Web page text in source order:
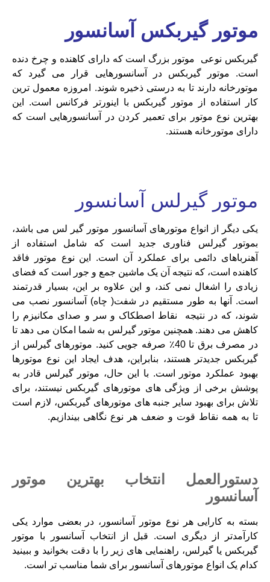
موتور گیربکس آسانسور
گیربکس نوعی موتور بزرگ است که دارای کاهنده و چرخ دنده
است. موتور گیربکس در آسانسورهایی قرار می گیرد که
موتورخانه دارند تا به درستی ذخیره شوند. امروزه معمول ترین
کار استفاده از موتور گیربکس با اینورتر فرکانس است. این
بهترین نوع موتور برای تعمیر کردن در آسانسورهایی است که
دارای موتورخانه هستند.
موتور گیرلس آسانسور
یکی دیگر از انواع موتورهای آسانسور موتور گیر لس می باشد،
بموتور گیرلس فناوری جدید است که شامل استفاده از
آهنرباهای دائمی برای عملکرد آن است. این نوع موتور فاقد
کاهنده است، که نتیجه آن یک ماشین جمع و جور است که فضای
زیادی را اشغال نمی کند، و این علاوه بر این، بسیار قدرتمند
است. آنها به طور مستقیم در شفت( چاه) آسانسور نصب می
شوند، که در نتیجه نقاط اصطکاک و سر و صدای مکانیزم را
کاهش می دهند. همچنین موتور گیرلس به شما امکان می دهد تا
در مصرف برق تا 40٪ صرفه جویی کنید. موتورهای گیرلس از
گیربکس جدیدتر هستند، بنابراین، هدف ایجاد این نوع موتورها
بهبود عملکرد موتور است. با این حال، موتور گیرلس قادر به
پوشش برخی از ویژگی های موتورهای گیربکس نیستند، برای
تلاش برای بهبود سایر جنبه های موتورهای گیربکس، لازم است
تا به همه نقاط قوت و ضعف هر نوع نگاهی بیندازیم.
دستورالعمل انتخاب بهترین موتور
آسانسور
بسته به کارایی هر نوع موتور آسانسور، در بعضی موارد یکی
کارآمدتر از دیگری است. قبل از انتخاب آسانسور با موتور
گیربکس یا گیرلس، راهنمایی های زیر را با دقت بخوانید و ببینید
کدام یک انواع موتورهای آسانسور برای شما مناسب تر است.